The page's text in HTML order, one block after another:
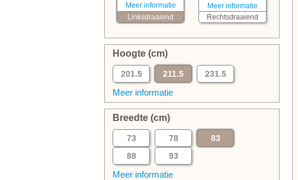
Meer informatie
Linksdraaiend
Meer informatie
Rechtsdraaiend
Hoogte (cm)
201.5 211.5
231.5
Meer informatie
Breedte (cm)
73 78
83
88
93
Meer informatie